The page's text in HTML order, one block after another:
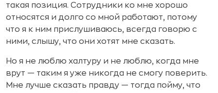
такая позиция. Сотрудники ко мне хорошо
относятся и долго со мной работают, потому
что я к ним прислушиваюсь, всегда говорю с
ними, слышу, что они хотят мне сказать.
Но я не люблю халтуру и не люблю, когда мне
врут — таким я уже никогда не смогу поверить.
Мне лучше сказать правду — тогда пойму, что